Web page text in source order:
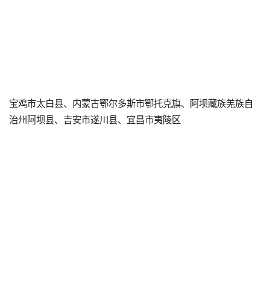
宝鸡市太白县、内蒙古鄂尔多斯市鄂托克旗、阿坝藏族羌族自
治州阿坝县、吉安市遂川县、宜昌市夷陵区